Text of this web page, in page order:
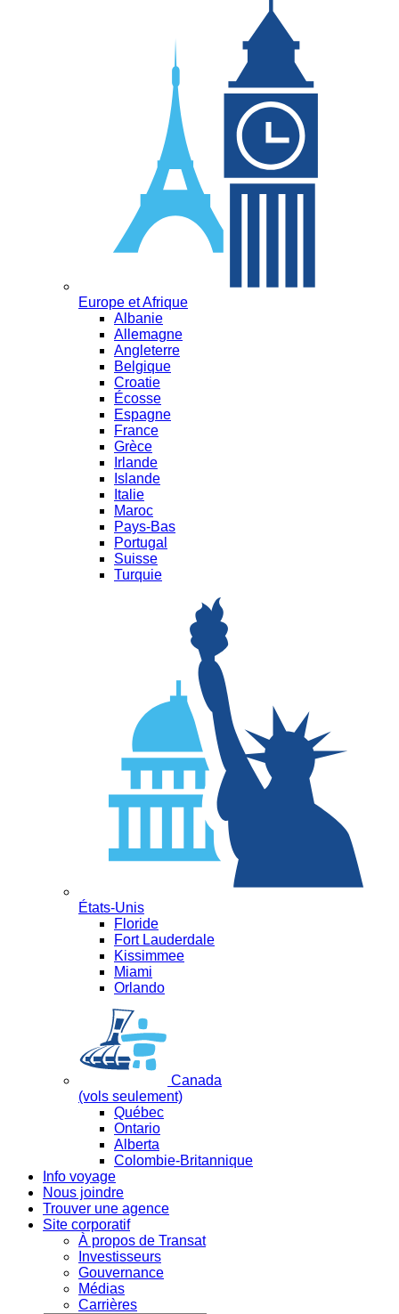
Europe et Afrique
Albanie
Allemagne
Angleterre
Belgique
Croatie
Écosse
Espagne
France
Grèce
Irlande
Islande
Italie
Maroc
Pays-Bas
Portugal
Suisse
Turquie
États-Unis
Floride
Fort Lauderdale
Kissimmee
Miami
Orlando
Canada
(vols seulement)
Québec
Ontario
Alberta
Colombie-Britannique
Info voyage
Nous joindre
Trouver une agence
Site corporatif
À propos de Transat
Investisseurs
Gouvernance
Médias
Carrières